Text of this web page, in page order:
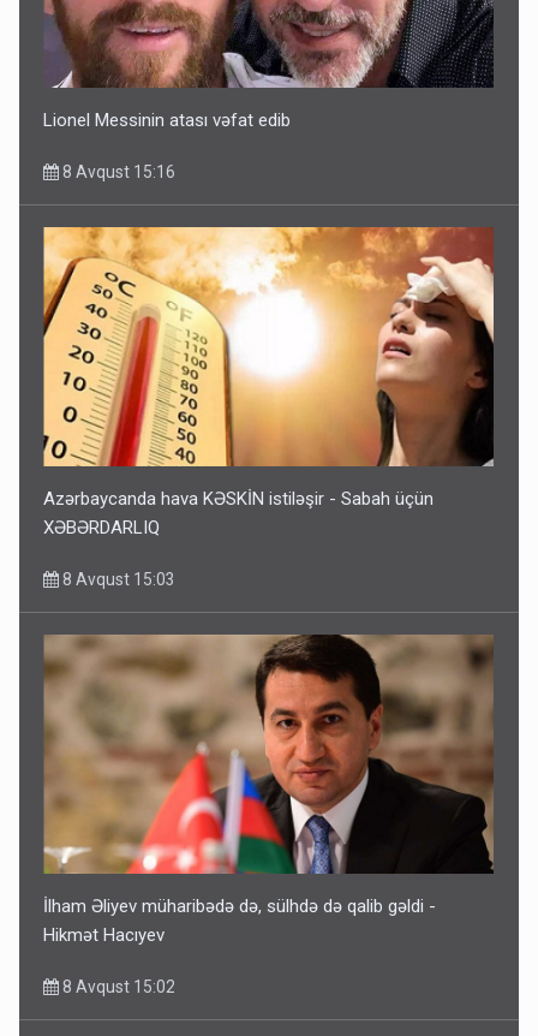
Lionel Messinin atası vəfat edib
8 Avqust 15:16
Azərbaycanda hava KƏSKİN istiləşir - Sabah üçün
XƏBƏRDARLIQ
8 Avqust 15:03
İlham Əliyev müharibədə də, sülhdə də qalib gəldi -
Hikmət Hacıyev
8 Avqust 15:02